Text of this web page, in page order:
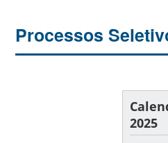
Processos
2025